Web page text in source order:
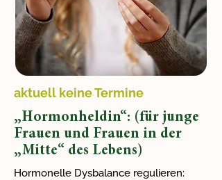
aktuell keine Termine
„Hormonheldin“: (für junge
Frauen und Frauen in der
„Mitte“ des Lebens)
Hormonelle Dysbalance regulieren: